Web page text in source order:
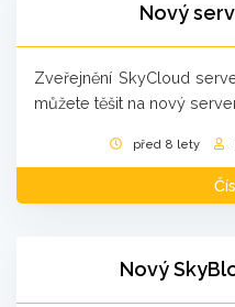
Nový
Zveřejnění SkyCloud
můžete těšit na nový
před 8 lety
Nový